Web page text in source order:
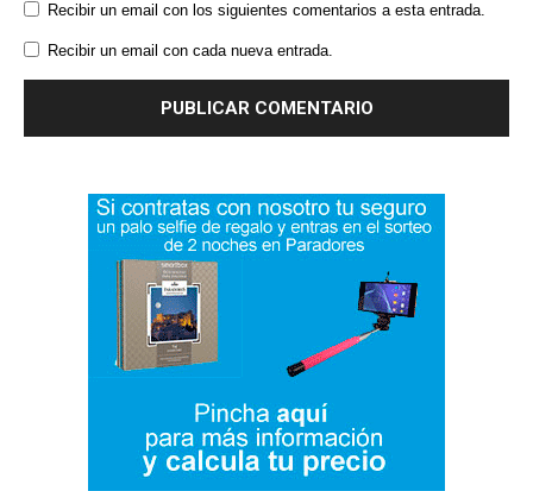
Recibir un email con los siguientes comentarios a esta entrada.
Recibir un email con cada nueva entrada.